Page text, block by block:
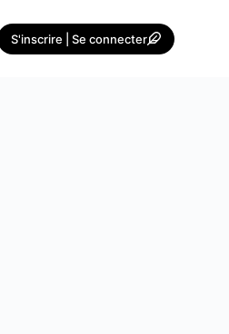
S'inscrire | Se connecter